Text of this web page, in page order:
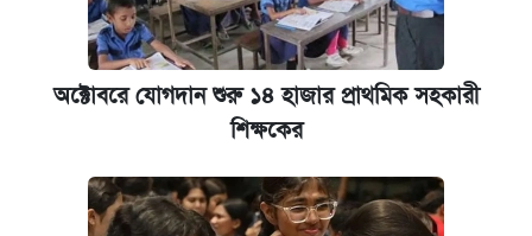
অক্টোবরে যোগদান শুরু ১৪ হাজার প্রাথমিক সহকারী
শিক্ষকের